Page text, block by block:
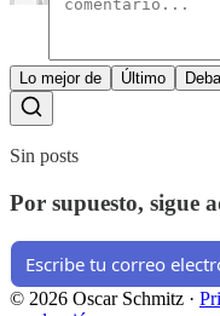
Lo mejor de Último
Sin posts
Por supuesto, sigue
© 2026 Oscar Schmitz ·